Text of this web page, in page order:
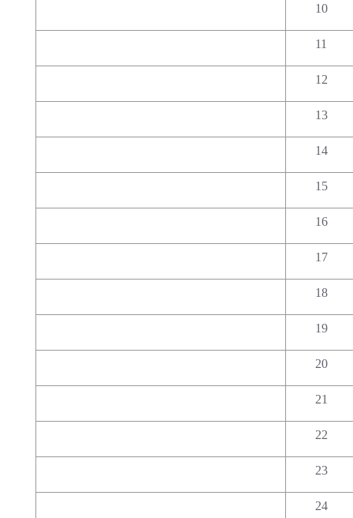
10
11
12
13
14
15
16
17
18
19
20
21
22
23
24